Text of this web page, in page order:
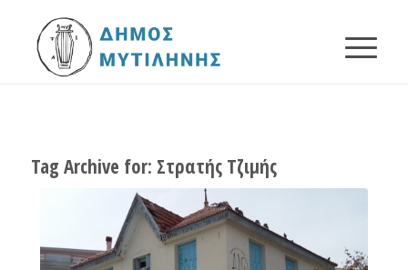
Tag Archive for: Στρατής Τζιμής